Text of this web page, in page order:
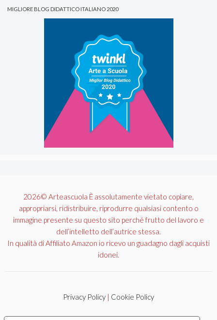
MIGLIORE BLOG DIDATTICO ITALIANO 2020
2026© Arteascuola È assolutamente vietato copiare,
appropriarsi, ridistribuire, riprodurre qualsiasi contento o
immagine presente su questo sito perché frutto del lavoro e
dell’intelletto dell’autrice stessa.
In qualità di Affiliato Amazon io ricevo un guadagno dagli acquisti
idonei.
Privacy Policy | Cookie Policy